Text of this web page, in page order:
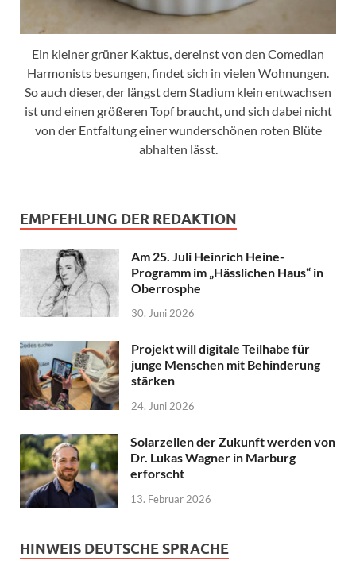
Ein kleiner grüner Kaktus, dereinst von den Comedian
Harmonists besungen, findet sich in vielen Wohnungen.
So auch dieser, der längst dem Stadium klein entwachsen
ist und einen größeren Topf braucht, und sich dabei nicht
von der Entfaltung einer wunderschönen roten Blüte
abhalten lässt.
EMPFEHLUNG DER REDAKTION
Am 25. Juli Heinrich Heine-
Programm im „Hässlichen Haus“ in
Oberrosphe
30. Juni 2026
Projekt will digitale Teilhabe für
junge Menschen mit Behinderung
stärken
24. Juni 2026
Solarzellen der Zukunft werden von
Dr. Lukas Wagner in Marburg
erforscht
13. Februar 2026
HINWEIS DEUTSCHE SPRACHE